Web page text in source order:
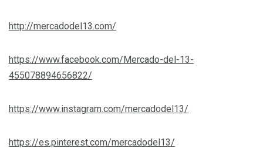
http://mercadodel13.com/
https://www.facebook.com/Mercado-del-13-
455078894656822/
https://www.instagram.com/mercadodel13/
https://es.pinterest.com/mercadodel13/